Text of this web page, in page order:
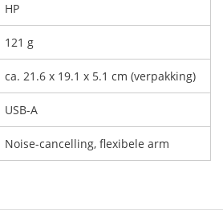
HP
121 g
ca. 21.6 x 19.1 x 5.1 cm (verpakking)
USB-A
Noise-cancelling, flexibele arm